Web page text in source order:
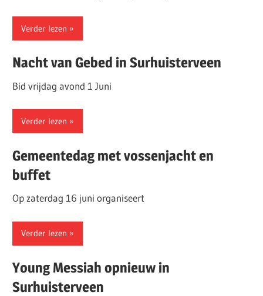
Verder lezen
Nacht van Gebed in Surhuisterveen
Bid vrijdag avond 1 Juni
Verder lezen
Gemeentedag met vossenjacht en
buffet
Op zaterdag 16 juni organiseert
Verder lezen
Young Messiah opnieuw in
Surhuisterveen